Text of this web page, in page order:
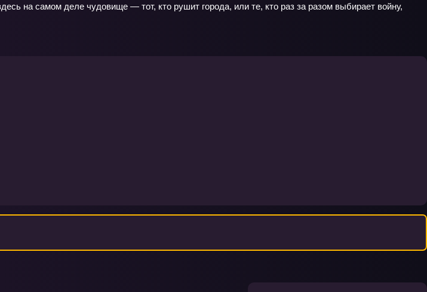
на самом деле чудовище — тот, кто рушит города, или те, кто раз за разом выбирает войну,